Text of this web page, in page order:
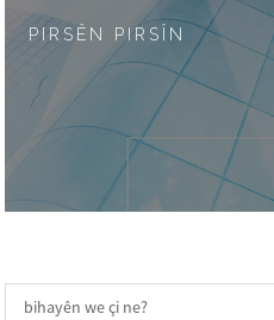
PIRSÊN PIRSÎN
bihayên we çi ne?